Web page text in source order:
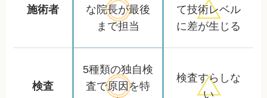
施術者
な院長が最後
まで担当
て技術レベル
に差が生じる
検査
5種類の独自検
査で原因を特
検査すらしな
い